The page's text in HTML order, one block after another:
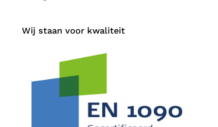
Wij staan voor kwaliteit